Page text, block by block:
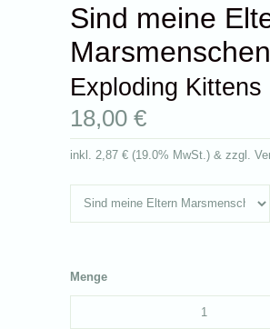
Sind meine
Exploding Kittens
18,00 €
inkl. 2,87 € (19.0% MwSt.) & zzgl.
Menge